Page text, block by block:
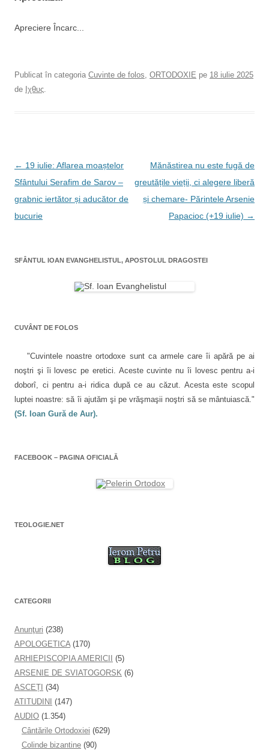
Apreciere Încarc...
Publicat în categoria Cuvinte de folos, ORTODOXIE pe 18 iulie 2025
de Ιχθυς.
N
a
v
i
t
i
c
o
← 19 iulie: Aflarea moaștelor
Sfântului Serafim de Sarov –
grabnic iertător și aducător de
bucurie
Mănăstirea nu este fugă de
greutățile vieții, ci alegere liberă
și chemare- Părintele Arsenie
Papacioc (+19 iulie) →
SFÂNTUL IOAN EVANGHELISTUL, APOSTOLUL DRAGOSTEI
CUVÂNT DE FOLOS
"Cuvintele noastre ortodoxe sunt ca armele care îi apără pe ai
noştri şi îi lovesc pe eretici. Aceste cuvinte nu îi lovesc pentru a-i
doborî, ci pentru a-i ridica după ce au căzut. Acesta este scopul
luptei noastre: să îi ajutăm şi pe vrăşmaşii noştri să se mântuiască."
(Sf. Ioan Gură de Aur).
FACEBOOK – PAGINA OFICIALĂ
TEOLOGIE.NET
CATEGORII
Anunţuri (238)
APOLOGETICA(170)
ARHIEPISCOPIA AMERICII
(5)
ARSENIE DE SVIATOGORSK (6)
ASCEȚI (34)
ATITUDINI (147)
AUDIO (1.354)
Cântările Ortodoxiei (629)
Colinde bizantine (90)